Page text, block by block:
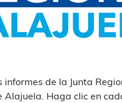
informes de la Junta
Alajuela. Haga clic en